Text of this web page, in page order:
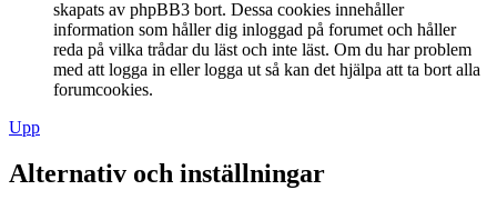
skapats av phpBB3 bort. Dessa cookies innehåller
information som håller dig inloggad på forumet och håller
reda på vilka trådar du läst och inte läst. Om du har problem
med att logga in eller logga ut så kan det hjälpa att ta bort alla
forumcookies.
Upp
Alternativ och inställningar